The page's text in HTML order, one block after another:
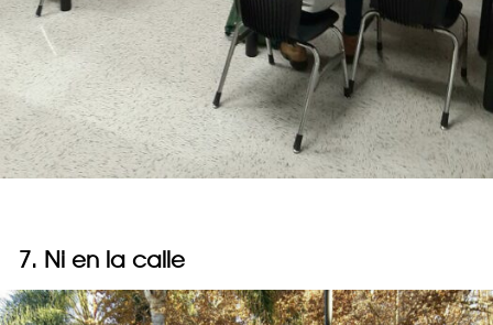
7. Ni en la calle